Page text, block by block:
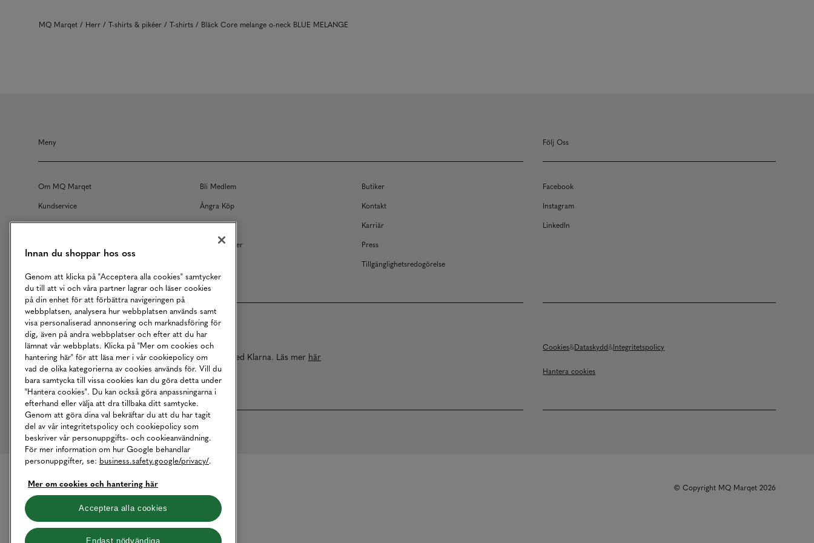
MQ Marqet Herr T-shirts & pikéer T-shirts Bläck Core melange o-neck BLUE MELANGE
Meny
Om MQ Marqet Bli Medlem
Butiker
Kundservice
Ångra Köp
Kontakt
Returer
Köpvillkor
Karriär
Våra Tjänster
Press
Tillgänglighetsredogörelse
Följ Oss
Facebook
Instagram
LinkedIn
Betalningar online sköts i samarbete med Klarna. Läs mer här
Cookies Dataskydd Integritetspolicy
Hantera cookies
© Copyright MQ Marqet 2026
Innan du shoppar hos oss
Genom att klicka på "Acceptera alla cookies" samtycker
du till att vi och våra partner lagrar och läser cookies
på din enhet för att förbättra navigeringen på
webbplatsen, analysera hur webbplatsen används samt
visa personaliserad annonsering och marknadsföring för
dig, även på andra webbplatser och efter att du har
lämnat vår webbplats. Klicka på "Mer om cookies och
hantering här" för att läsa mer i vår cookiepolicy om
vad de olika kategorierna av cookies används för. Vill du
bara samtycka till vissa cookies kan du göra detta under
"Hantera cookies". Du kan också göra anpassningarna i
efterhand eller välja att dra tillbaka ditt samtycke.
Genom att göra dina val bekräftar du att du har tagit
del av vår integritetspolicy och cookiepolicy som
beskriver vår personuppgifts- och cookieanvändning.
För mer information om hur Google behandlar
personuppgifter, se: business.safety.google/privacy/.
Mer om cookies och hantering här
Acceptera alla cookies
Endast nödvändiga